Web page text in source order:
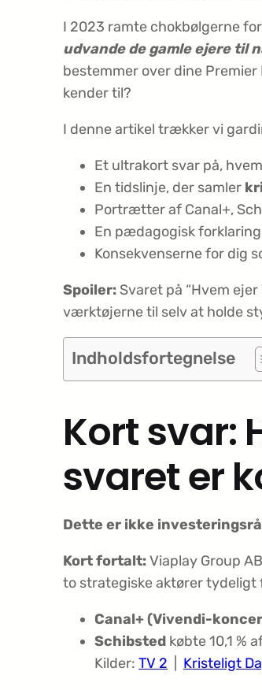
I 2023 ramte chokbølgerne
udvande de gamle ejere til
bestemmer over dine
kender til?
I denne artikel trækker vi
Et ultrakort svar på,
En tidslinje, der samler
Portrætter af Canal+,
En pædagogisk
Konsekvenserne for dig
Spoiler: Svaret på “Hvem
værktøjerne til selv at holde
Indholdsfortegnelse
Kort svar:
svaret er
Dette er ikke
Kort fortalt:Viaplay Group
to strategiske aktører tydeligt
Canal+ (Vivendi-
Schibsted købte 10,1 %
Kilder: TV 2 Kristeligt